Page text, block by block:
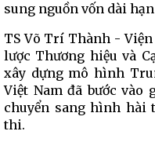
sung nguồn vốn dài
TS Võ Trí Thành -
lược Thương hiệu và
xây dựng mô hình
Việt Nam đã bước vào
chuyển sang hình hài
thi.